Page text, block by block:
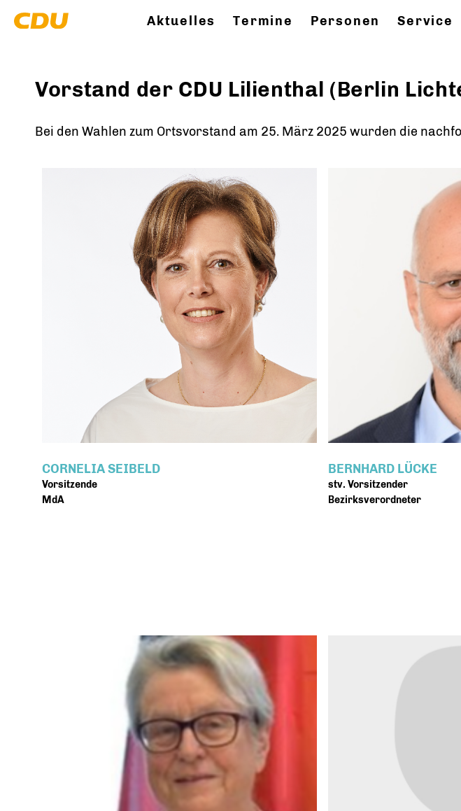
Aktuelles Termine Personen Service
Vorstand der CDU Lilienthal (Berlin
Bei den Wahlen zum Ortsvorstand am 25. März 2025 wurden die
CORNELIA SEIBELD
Vorsitzende
MdA
BERNHARD LÜCKE
stv. Vorsitzender
Bezirksverordneter